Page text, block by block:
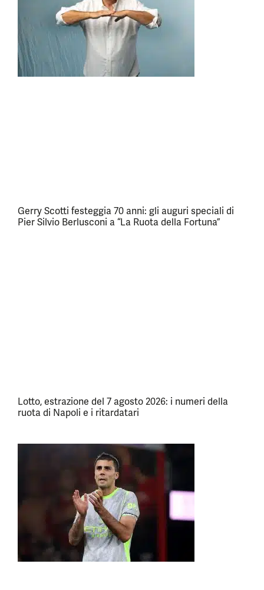
Gerry Scotti festeggia 70 anni: gli auguri speciali di
Pier Silvio Berlusconi a “La Ruota della Fortuna”
Lotto, estrazione del 7 agosto 2026: i numeri della
ruota di Napoli e i ritardatari